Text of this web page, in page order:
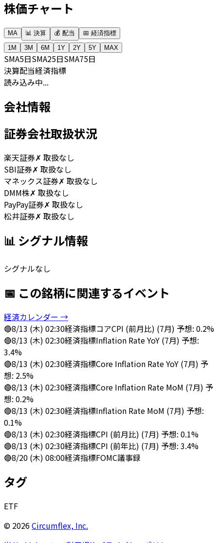
株価チャート
MA 📊 決算 💰 配当
📅 経済指標
1M
3M 6M 1Y 2Y 5Y MAX
SMA5日SMA25日SMA75日
決算配当経済指標
読み込み中...
会社情報
証券会社取扱状況
楽天証券✗ 取扱なし
SBI証券✗ 取扱なし
マネックス証券✗ 取扱なし
DMM株✗ 取扱なし
PayPay証券✗ 取扱なし
松井証券✗ 取扱なし
📊 シグナル情報
シグナルなし
📅 この銘柄に関連するイベント
経済カレンダー →
🔴8/13 (木) 02:30経済指標コアCPI (前月比) (7月) 予想: 0.2%
🔴8/13 (木) 02:30経済指標Inflation Rate YoY (7月) 予想:
3.4%
🔴8/13 (木) 02:30経済指標Core Inflation Rate YoY (7月) 予
想: 2.5%
🔴8/13 (木) 02:30経済指標Core Inflation Rate MoM (7月) 予
想: 0.2%
🔴8/13 (木) 02:30経済指標Inflation Rate MoM (7月) 予想:
0.1%
🔴8/13 (木) 02:30経済指標CPI (前月比) (7月) 予想: 0.1%
🔴8/13 (木) 02:30経済指標CPI (前年比) (7月) 予想: 3.4%
🔴8/20 (木) 08:00経済指標FOMC議事録
タグ
ETF
© 2026Circumflex, Inc.